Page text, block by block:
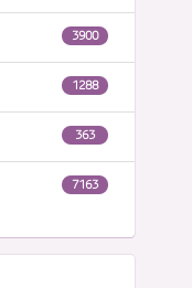
3900
1288
363
7163